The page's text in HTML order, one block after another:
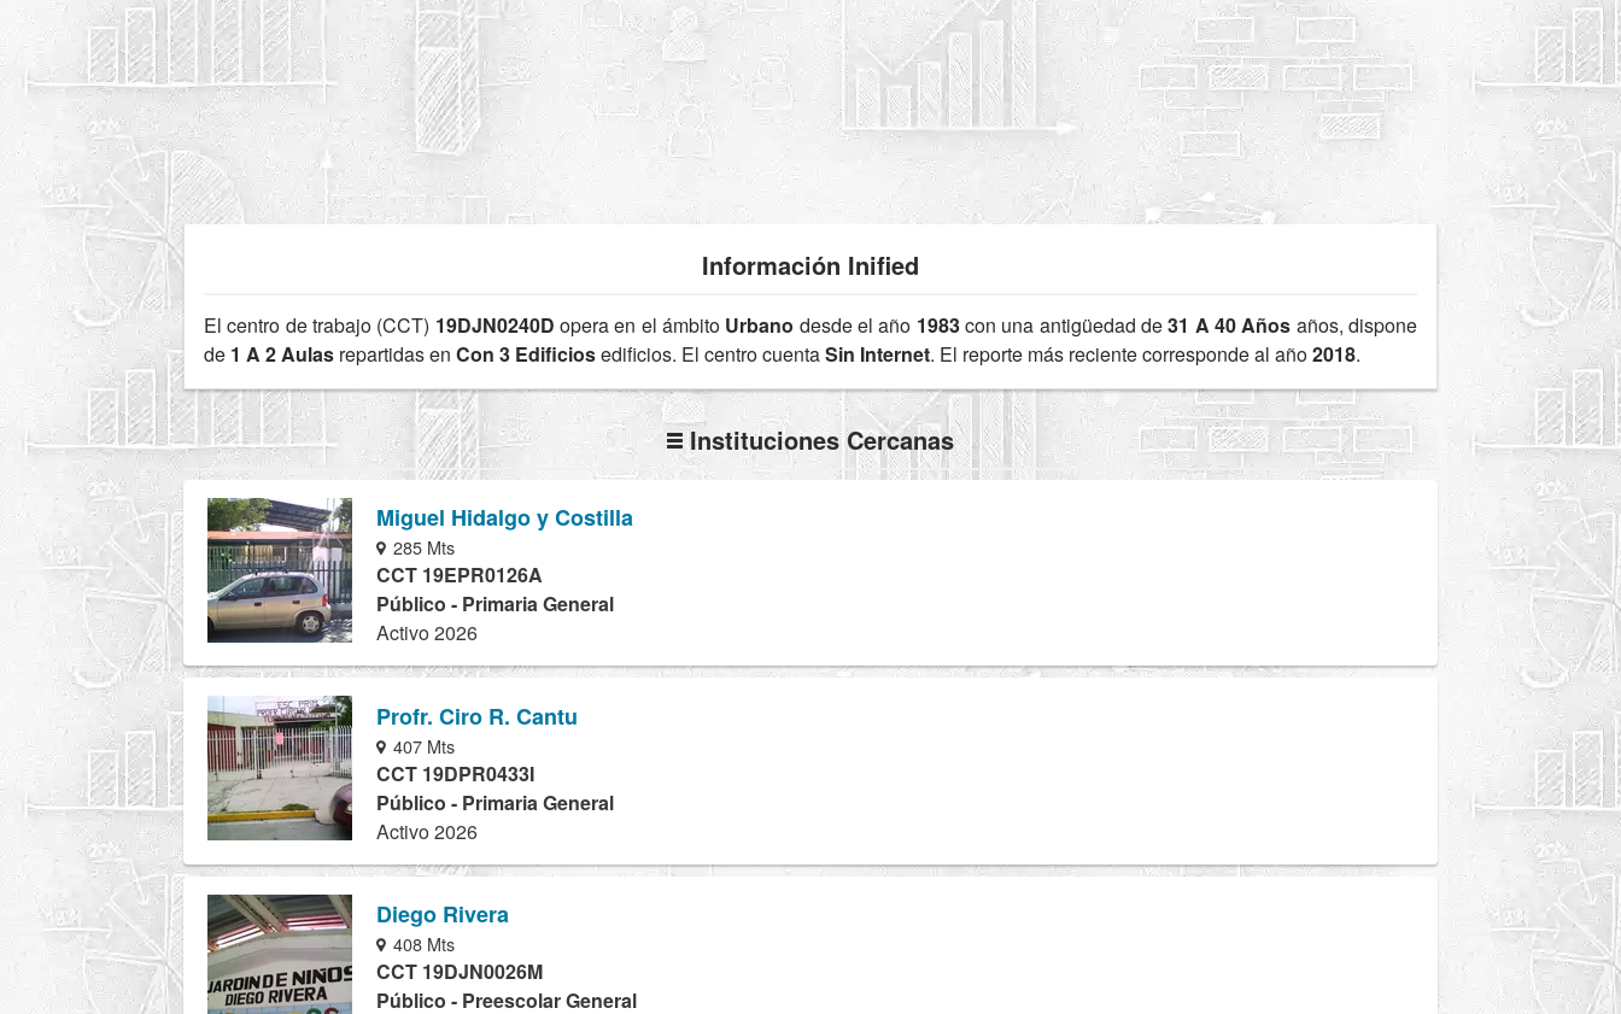
Información Inified
El centro de trabajo (CCT) 19DJN0240D opera en el ámbito Urbano desde el año 1983con una antigüedad de31 A 40 Años años, dispone
de 1 A 2 Aulas repartidas en Con 3 Edificiosedificios. El centro cuentaSin Internet. El reporte más reciente corresponde al año2018.
Instituciones Cercanas
Miguel Hidalgo y Costilla
285 Mts
CCT 19EPR0126A
Público - Primaria General
Activo 2026
Profr. Ciro R. Cantu
407 Mts
CCT 19DPR0433I
Público - Primaria General
Activo 2026
Diego Rivera
408 Mts
CCT 19DJN0026M
Público - Preescolar General